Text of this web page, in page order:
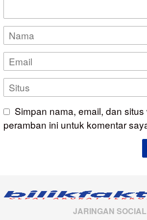
Simpan nama, email, dan
peramban ini untuk komentar
JARINGAN SOCIAL